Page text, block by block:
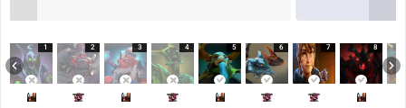
1 2 3 4 5 6 7 8